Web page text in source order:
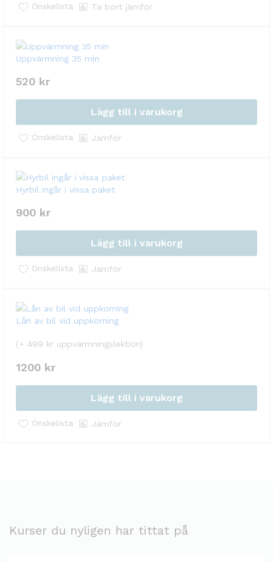
Önskelista Ta bort jämför
Uppvärmning 35 min
520 kr
Lägg till i varukorg
Önskelista Jämför
Hyrbil ingår i vissa paket
900 kr
Lägg till i varukorg
Önskelista Jämför
Lån av bil vid uppkörning
(+ 499 kr uppvärmningslektion)
1200 kr
Lägg till i varukorg
Önskelista Jämför
Kurser du nyligen har tittat på